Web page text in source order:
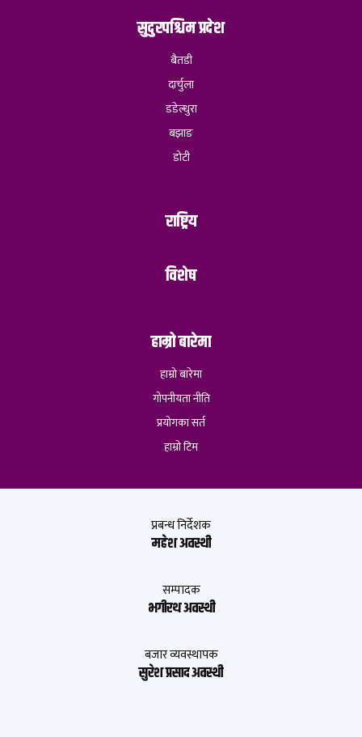
सुदुरपश्चिम प्रदेश
बैतडी
दार्चुला
डडेल्धुरा
बझाङ
डोटी
राष्ट्रिय
विशेष
हाम्रो बारेमा
हाम्रो बारेमा
गोपनीयता नीति
प्रयोगका सर्त
हाम्रो टिम
प्रबन्ध निर्देशक
महेश अवस्थी
सम्पादक
भगीरथ अवस्थी
बजार व्यवस्थापक
सुरेश प्रसाद अवस्थी